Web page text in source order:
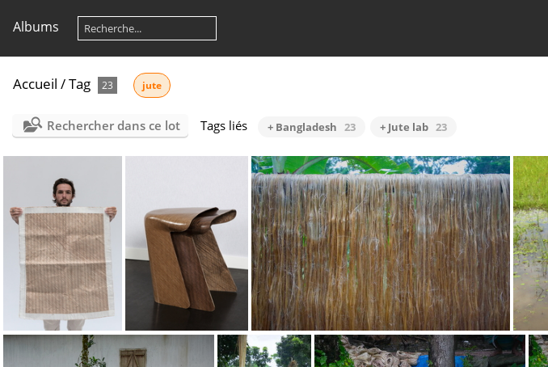
Albums
Accueil /Tag 23 jute
Rechercher dans ce lot Tags liés + Bangladesh 23 + Jute lab 23